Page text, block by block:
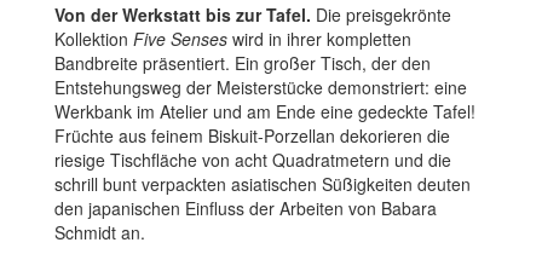
Von der Werkstatt bis zur Tafel. Die preisgekrönte
Kollektion Five Senses wird in ihrer kompletten
Bandbreite präsentiert. Ein großer Tisch, der den
Entstehungsweg der Meisterstücke demonstriert: eine
Werkbank im Atelier und am Ende eine gedeckte Tafel!
Früchte aus feinem Biskuit-Porzellan dekorieren die
riesige Tischfläche von acht Quadratmetern und die
schrill bunt verpackten asiatischen Süßigkeiten deuten
den japanischen Einfluss der Arbeiten von Babara
Schmidt an.